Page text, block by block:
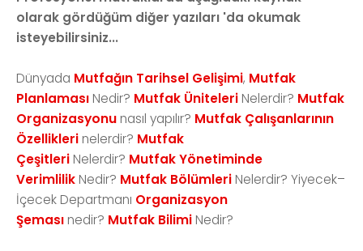
olarak gördüğüm diğer yazıları 'da okumak
isteyebilirsiniz...
Dünyada Mutfağın Tarihsel Gelişimi, Mutfak
Planlaması Nedir? Mutfak Üniteleri Nelerdir? Mutfak
Organizasyonu nasıl yapılır? Mutfak Çalışanlarının
Özellikleri nelerdir? Mutfak
Çeşitleri Nelerdir? Mutfak Yönetiminde
Verimlilik Nedir? Mutfak Bölümleri Nelerdir? Yiyecek–
İçecek Departmanı Organizasyon
Şeması nedir? Mutfak Bilimi Nedir?